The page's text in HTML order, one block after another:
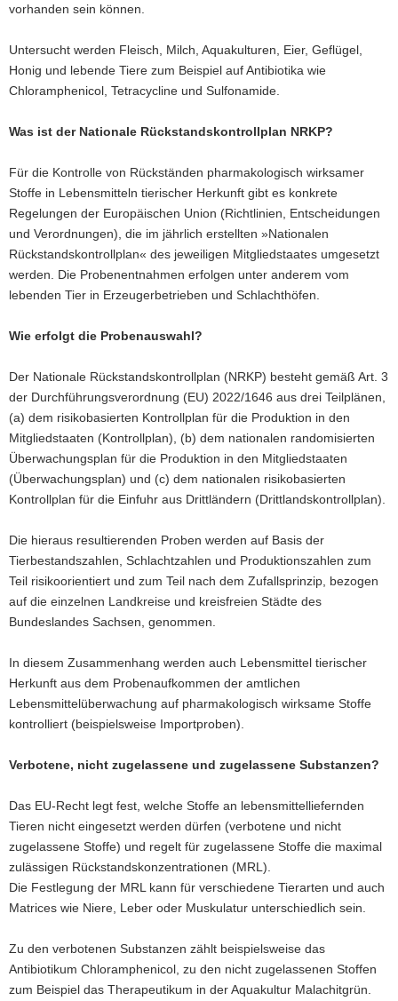
vorhanden sein können.
Untersucht werden Fleisch, Milch, Aquakulturen, Eier, Geflügel,
Honig und lebende Tiere zum Beispiel auf Antibiotika wie
Chloramphenicol, Tetracycline und Sulfonamide.
Was ist der Nationale Rückstandskontrollplan NRKP?
Für die Kontrolle von Rückständen pharmakologisch wirksamer
Stoffe in Lebensmitteln tierischer Herkunft gibt es konkrete
Regelungen der Europäischen Union (Richtlinien, Entscheidungen
und Verordnungen), die im jährlich erstellten »Nationalen
Rückstandskontrollplan« des jeweiligen Mitgliedstaates umgesetzt
werden. Die Probenentnahmen erfolgen unter anderem vom
lebenden Tier in Erzeugerbetrieben und Schlachthöfen.
Wie erfolgt die Probenauswahl?
Der Nationale Rückstandskontrollplan (NRKP) besteht gemäß Art. 3
der Durchführungsverordnung (EU) 2022/1646 aus drei Teilplänen,
(a) dem risikobasierten Kontrollplan für die Produktion in den
Mitgliedstaaten (Kontrollplan), (b) dem nationalen randomisierten
Überwachungsplan für die Produktion in den Mitgliedstaaten
(Überwachungsplan) und (c) dem nationalen risikobasierten
Kontrollplan für die Einfuhr aus Drittländern (Drittlandskontrollplan).
Die hieraus resultierenden Proben werden auf Basis der
Tierbestandszahlen, Schlachtzahlen und Produktionszahlen zum
Teil risikoorientiert und zum Teil nach dem Zufallsprinzip, bezogen
auf die einzelnen Landkreise und kreisfreien Städte des
Bundeslandes Sachsen, genommen.
In diesem Zusammenhang werden auch Lebensmittel tierischer
Herkunft aus dem Probenaufkommen der amtlichen
Lebensmittelüberwachung auf pharmakologisch wirksame Stoffe
kontrolliert (beispielsweise Importproben).
Verbotene, nicht zugelassene und zugelassene Substanzen?
Das EU-Recht legt fest, welche Stoffe an lebensmittelliefernden
Tieren nicht eingesetzt werden dürfen (verbotene und nicht
zugelassene Stoffe) und regelt für zugelassene Stoffe die maximal
zulässigen Rückstandskonzentrationen (MRL).
Die Festlegung der MRL kann für verschiedene Tierarten und auch
Matrices wie Niere, Leber oder Muskulatur unterschiedlich sein.
Zu den verbotenen Substanzen zählt beispielsweise das
Antibiotikum Chloramphenicol, zu den nicht zugelassenen Stoffen
zum Beispiel das Therapeutikum in der Aquakultur Malachitgrün.